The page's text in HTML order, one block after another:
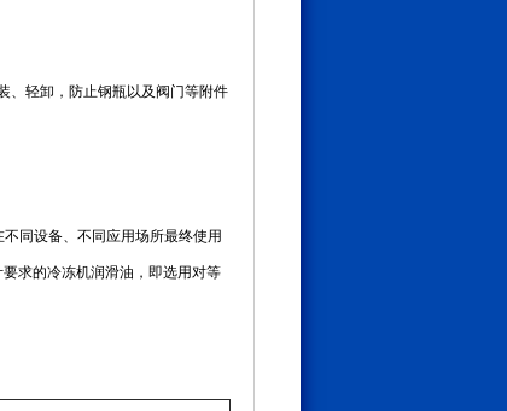
、轻卸，防止钢瓶以及阀门等附件
不同设备、不同应用场所最终使用
求的冷冻机润滑油，即选用对等